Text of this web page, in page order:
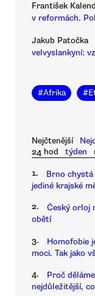
František
v reformách.
Jakub Patočka
velvyslankyní:
#Afrika #
Nejčtenější
24 hod
týden
1.
Brno chystá
jediné krajské
2.
Český orloj
obětí
3.
Homofobie
moci. Tak jako
4.
Proč
nejdůležitější,